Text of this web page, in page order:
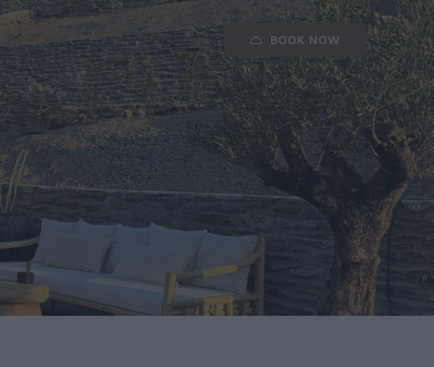
BOOK NOW